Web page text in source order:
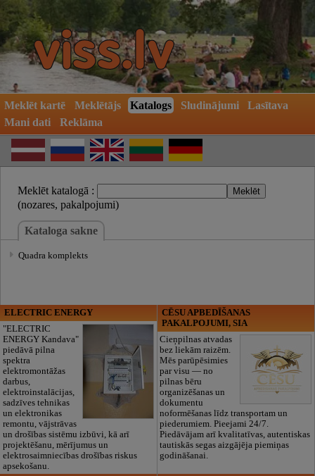
Meklēt kartē Meklētājs Katalogs Sludinājumi
Lasītava
Mani dati
Reklāma
Meklēt katalogā :
(nozares, pakalpojumi)
Kataloga sakne
Quadra komplekts
ELECTRIC ENERGY
"ELECTRIC
ENERGY Kandava"
piedāvā pilna
spektra
elektromontāžas
darbus,
elektroinstalācijas,
sadzīves tehnikas
un elektronikas
remontu, vājstrāvas
un drošības sistēmu izbūvi, kā arī
projektēšanu, mērījumus un
elektrosaimniecības drošības riskus
apsekošanu.
CĒSU APBEDĪŠANAS
PAKALPOJUMI, SIA
Cieņpilnas atvadas
bez liekām raizēm.
Mēs parūpēsimies
par visu — no
pilnas bēru
organizēšanas un
dokumentu
noformēšanas līdz transportam un
piederumiem. Pieejami 24/7.
Piedāvājam arī kvalitatīvas, autentiskas
tautiskās segas aizgājēja piemiņas
godināšanai.